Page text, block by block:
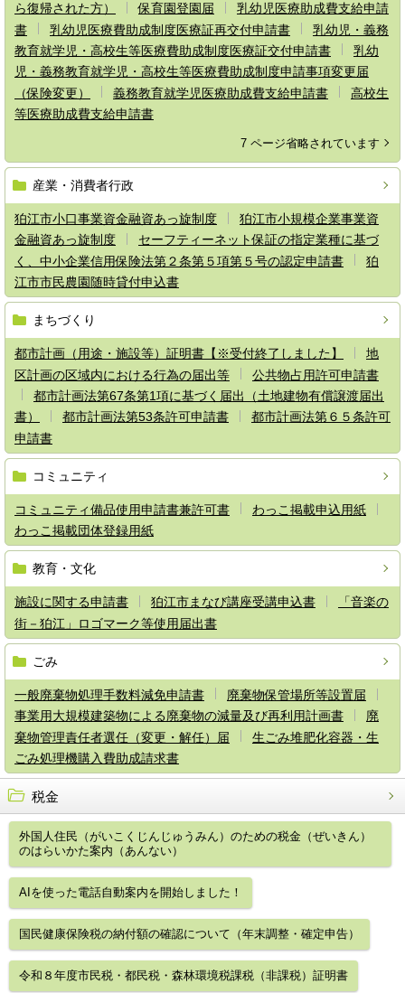
ら復帰された方）
保育園登園届
乳幼児医療助成費支給申請
書
乳幼児医療費助成制度医療証再交付申請書
乳幼児・義務
教育就学児・高校生等医療費助成制度医療証交付申請書
乳幼
児・義務教育就学児・高校生等医療費助成制度申請事項変更届
（保険変更）
義務教育就学児医療助成費支給申請書
高校生
等医療助成費支給申請書
7 ページ省略されています
産業・消費者行政
狛江市小口事業資金融資あっ旋制度
狛江市小規模企業事業資
金融資あっ旋制度
セーフティーネット保証の指定業種に基づ
く、中小企業信用保険法第２条第５項第５号の認定申請書
狛
江市市民農園随時貸付申込書
まちづくり
都市計画（用途・施設等）証明書【※受付終了しました】
地
区計画の区域内における行為の届出等
公共物占用許可申請書
都市計画法第67条第1項に基づく届出（土地建物有償譲渡届出
書）
都市計画法第53条許可申請書
都市計画法第６５条許可
申請書
コミュニティ
コミュニティ備品使用申請書兼許可書
わっこ掲載申込用紙
わっこ掲載団体登録用紙
教育・文化
施設に関する申請書 狛江市まなび講座受講申込書
「音楽の
街－狛江」ロゴマーク等使用届出書
ごみ
一般廃棄物処理手数料減免申請書
廃棄物保管場所等設置届
事業用大規模建築物による廃棄物の減量及び再利用計画書
廃
棄物管理責任者選任（変更・解任）届
生ごみ堆肥化容器・生
ごみ処理機購入費助成請求書
税金
外国人住民（がいこくじんじゅうみん）のための税金（ぜいきん）
のはらいかた案内（あんない）
AIを使った電話自動案内を開始しました！
国民健康保険税の納付額の確認について（年末調整・確定申告）
令和８年度市民税・都民税・森林環境税課税（非課税）証明書